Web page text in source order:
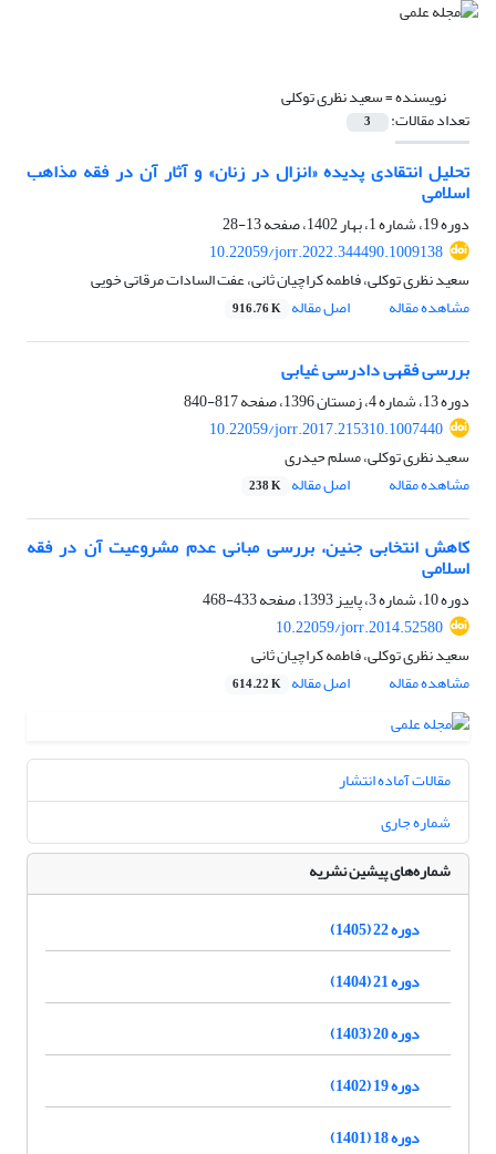
نویسنده =سعید نظری توکلی
تعداد مقالات: 3
تحلیل انتقادی پدیده «انزال در زنان» و آثار آن در فقه مذاهب
اسلامی
دوره 19، شماره 1، بهار 1402، صفحه
13-28
10.22059/jorr.2022.344490.1009138
سعید نظری توکلی، فاطمه کراچیان ثانی، عفت السادات مرقاتی خویی
مشاهده مقاله
اصل مقاله 916.76 K
بررسی فقهی دادرسی غیابی
دوره 13، شماره 4، زمستان 1396، صفحه
817-840
10.22059/jorr.2017.215310.1007440
سعید نظری توکلی، مسلم حیدری
مشاهده مقاله
اصل مقاله 238 K
کاهش انتخابی جنین، بررسی مبانی عدم مشروعیت آن در فقه
اسلامی
دوره 10، شماره 3، پاییز 1393، صفحه
433-468
10.22059/jorr.2014.52580
سعید نظری توکلی، فاطمه کراچیان ثانی
مشاهده مقاله
اصل مقاله 614.22 K
مقالات آماده انتشار
شماره جاری
شماره‌های پیشین نشریه
دوره 22 (1405)
دوره 21 (1404)
دوره 20 (1403)
دوره 19 (1402)
دوره 18 (1401)